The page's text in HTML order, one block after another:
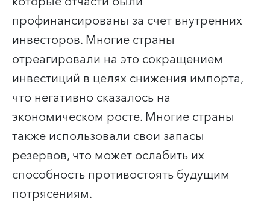
профинансированы за счет внутренних
инвесторов. Многие страны
отреагировали на это сокращением
инвестиций в целях снижения импорта,
что негативно сказалось на
экономическом росте. Многие страны
также использовали свои запасы
резервов, что может ослабить их
способность противостоять будущим
потрясениям.